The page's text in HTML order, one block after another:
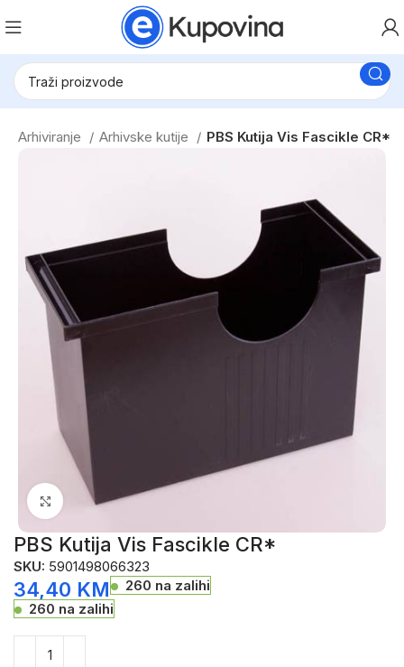
Arhiviranje Arhivske kutije PBS Kutija Vis Fascikle CR*
Click to enlarge
PBS Kutija Vis Fascikle CR*
SKU: 5901498066323
34,40 KM
260 na zalihi
260 na zalihi